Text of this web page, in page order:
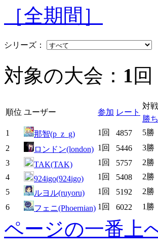
［全期間］
シリーズ：
対象の大会： 1回
順位 ユーザー 参加 レート
対戦
勝ち
1
那智(p_z_g) 1回 4857 5勝
2
ロンドン(london) 1回 5446 3勝
3
TAK(TAK) 1回 5757 2勝
4
924igo(924igo) 1回 5408 2勝
5
ルヨル(ruyoru) 1回 5192 2勝
6
フェニ(Phoernian) 1回 6022 1勝
ページの一番上